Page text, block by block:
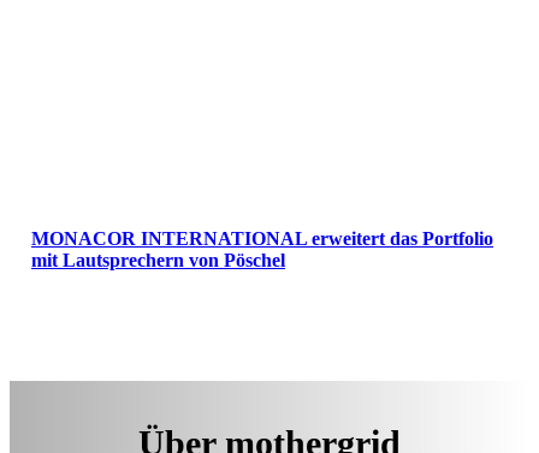
MONACOR INTERNATIONAL erweitert das Portfolio
mit Lautsprechern von Pöschel
Über mothergrid